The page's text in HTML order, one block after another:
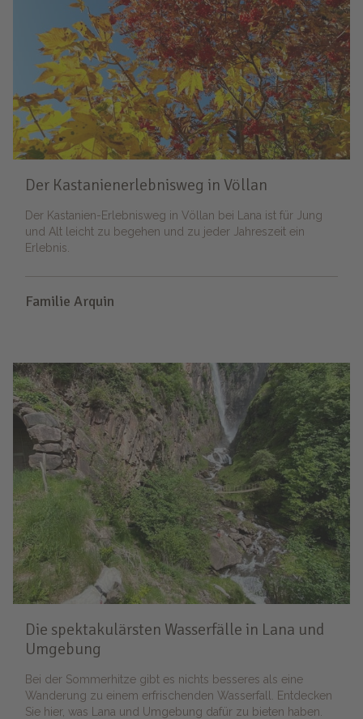
Der Kastanienerlebnisweg in Völlan
Der Kastanien-Erlebnisweg in Völlan bei Lana ist für Jung
und Alt leicht zu begehen und zu jeder Jahreszeit ein
Erlebnis.
Familie Arquin
Die spektakulärsten Wasserfälle in Lana und
Umgebung
Bei der Sommerhitze gibt es nichts besseres als eine
Wanderung zu einem erfrischenden Wasserfall. Entdecken
Sie hier, was Lana und Umgebung dafür zu bieten haben.